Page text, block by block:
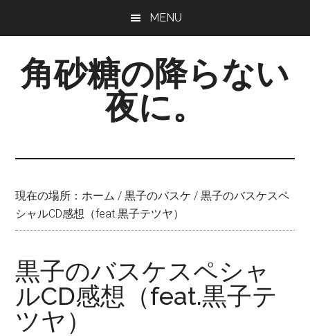
content
sidebar
MENU
角砂糖の降らない
夜に。
現在の場所：ホーム / 黒子のバスケ / 黒子のバスケスペ
シャルCD感想（feat.黒子テツヤ）
黒子のバスケスペシャ
ルCD感想（feat.黒子テ
ツヤ）